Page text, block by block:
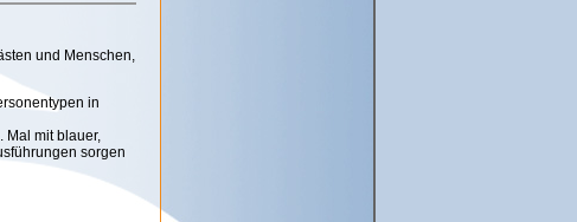
und Menschen,
in
Mal mit blauer,
sorgen